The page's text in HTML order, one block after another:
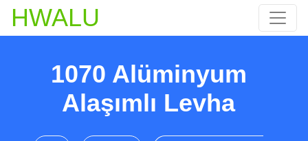
HWALU
1070 Alüminyum
Alaşımlı Levha